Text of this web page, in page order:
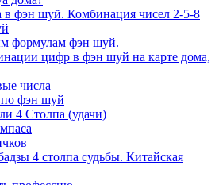
в фэн шуй. Комбинация чисел 2-5-8
формулам фэн шуй.
цифр в фэн шуй на карте дома,
числа
фэн шуй
4 Столпа (удачи)
4 столпа судьбы. Китайская